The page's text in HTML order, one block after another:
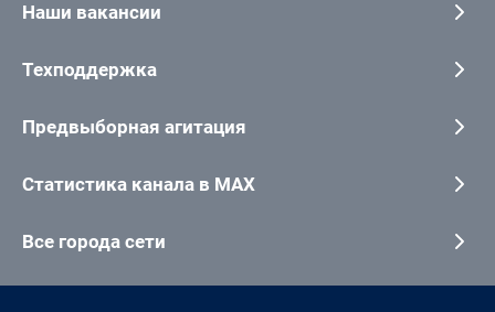
Наши вакансии
Техподдержка
Предвыборная агитация
Статистика канала в MAX
Все города сети